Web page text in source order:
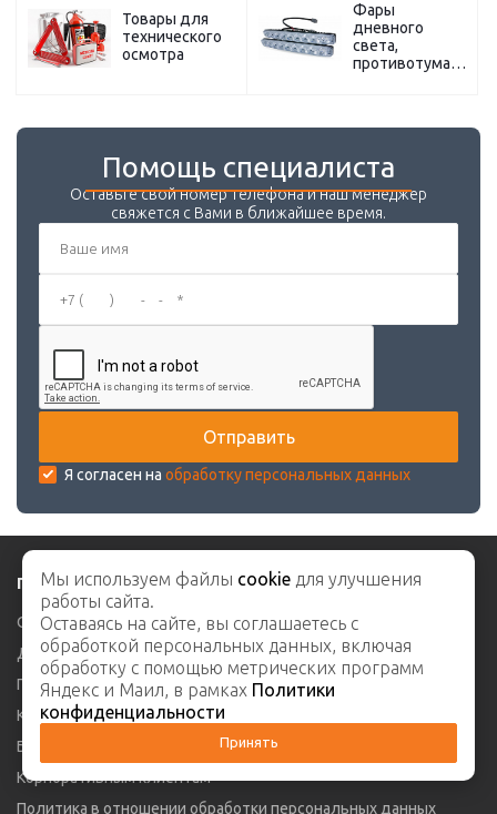
Товары для
технического
осмотра
Фары
дневного
света,
противотуманные
Помощь специалиста
Оставьте свой номер телефона и наш менеджер
свяжется с Вами в ближайшее время.
Я согласен на обработку персональных данных
Покупателю
Оплата
Доставка
Гарантия и возврат
Карта клиента
Блог
Корпоративным клиентам
Политика в отношении обработки персональных данных
Мы используем файлы cookie для улучшения
работы сайта.
Оставаясь на сайте, вы соглашаетесь с
обработкой персональных данных, включая
обработку с помощью метрических программ
Яндекс и Маил, в рамках Политики
конфиденциальности
Принять